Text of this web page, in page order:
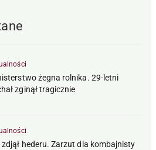
żegna rolnika. 29-letni
zginął tragicznie
zdjął hederu. Zarzut dla kombajnisty